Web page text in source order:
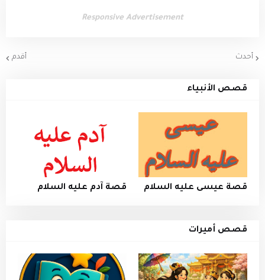
Responsive Advertisement
أحدث أقدم
قصص الأنبياء
قصة عيسى عليه السلام قصة آدم عليه السلام
قصص أميرات